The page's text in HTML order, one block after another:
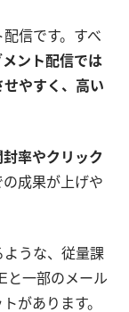
信です。すべ
ント配信では
やすく、高い
封率やクリック
成果が上げや
ような、従量課
と一部のメール
があります。